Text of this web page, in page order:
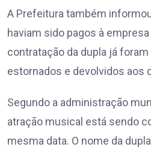
A Prefeitura também
haviam sido pagos à
contratação da dupla já
estornados e devolvidos aos
Segundo a administração
atração musical está sendo
mesma data. O nome da